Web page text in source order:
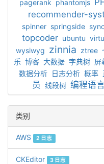
pagerank phantomjs
recommender-
spinner springside
topcoder ubuntu
wysiwyg zinnia ztree
乐 博客 大数据 字典树 屏
数据分析 日志分析 概率
员 线段树 编程语言
类别
AWS 2 日志
CKEditor 3 日志